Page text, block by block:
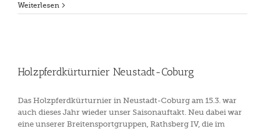
Weiterlesen
Holzpferdkürturnier Neustadt-Coburg
Das Holzpferdkürturnier in Neustadt-Coburg am 15.3. war
auch dieses Jahr wieder unser Saisonauftakt. Neu dabei war
eine unserer Breitensportgruppen, Rathsberg IV, die im